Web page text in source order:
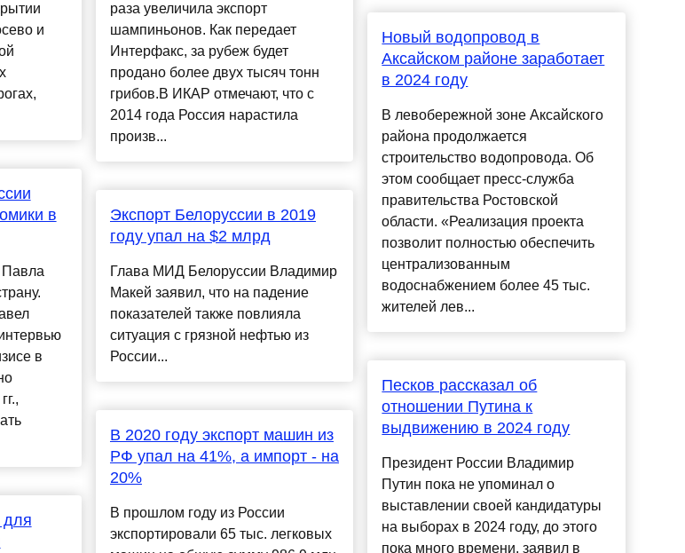
и
в
Павла
в
раза увеличила экспорт
шампиньонов. Как передает
Интерфакс, за рубеж будет
продано более двух тысяч тонн
грибов.В ИКАР отмечают, что с
2014 года Россия нарастила
произв...
Экспорт Белоруссии в 2019
году упал на $2 млрд
Глава МИД Белоруссии Владимир
Макей заявил, что на падение
показателей также повлияла
ситуация с грязной нефтью из
России...
В 2020 году экспорт машин из
РФ упал на 41%, а импорт - на
20%
В прошлом году из России
экспортировали 65 тыс. легковых
Новый водопровод в
Аксайском районе заработает
в 2024 году
В левобережной зоне Аксайского
района продолжается
строительство водопровода. Об
этом сообщает пресс-служба
правительства Ростовской
области. «Реализация проекта
позволит полностью обеспечить
централизованным
водоснабжением более 45 тыс.
жителей лев...
Песков рассказал об
отношении Путина к
выдвижению в 2024 году
Президент России Владимир
Путин пока не упоминал о
выставлении своей кандидатуры
на выборах в 2024 году, до этого
пока много времени, заявил в